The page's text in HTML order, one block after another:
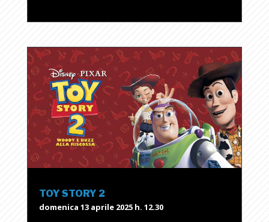
TOY STORY 2
domenica 13 aprile 2025 h. 12.30